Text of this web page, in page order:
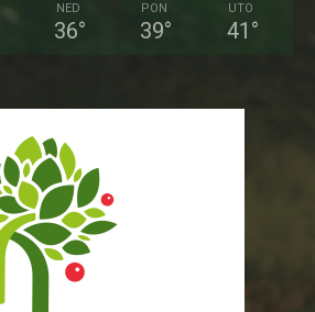
NED
36°
PON
39°
UTO
41 °